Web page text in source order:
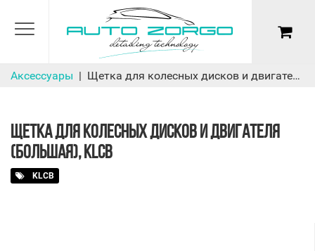
Аксессуары Щетка для колесных дисков и двигателя (большая), KLCB
ЩЕТКА ДЛЯ КОЛЕСНЫХ ДИСКОВ И ДВИГАТЕЛЯ
(БОЛЬШАЯ), KLCB
KLCB